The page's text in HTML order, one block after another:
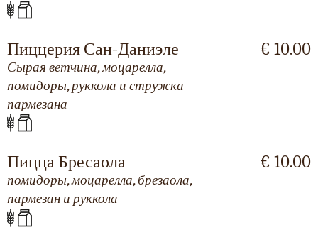
Пиццерия Сан-Даниэле
Сырая ветчина, моцарелла,
помидоры, руккола и стружка
пармезана
€ 10.00
Пицца Бресаола
помидоры, моцарелла, брезаола,
пармезан и руккола
€ 10.00